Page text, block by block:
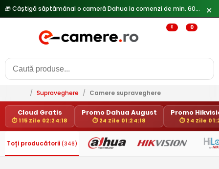
✕
0 0
/ Supraveghere / Camere supraveghere
Cloud Gratis
⏱ 115 Zile 02:24:18
Promo Dahua August
⏱ 24 Zile 01:24:18
Promo
⏱ 24 Zile
Toți producătorii (346)